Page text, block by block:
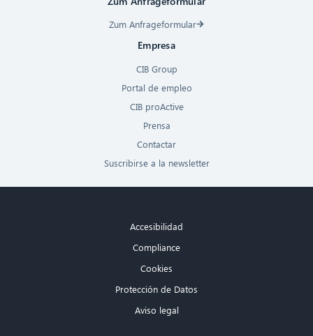
Zum Anfrageformular
Empresa
CIB Group
Portal de empleo
CIB proActive
Prensa
Contactar
Suscribirse a la newsletter
Accesibilidad
Compliance
Cookies
Protección de Datos
Aviso legal